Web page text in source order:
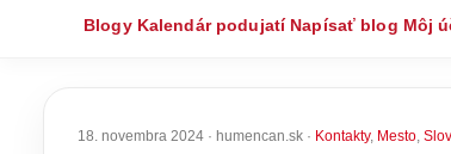
Blogy Kalendár podujatí Napísať blog Môj
18. novembra 2024 · humencan.sk · Kontakty, Mesto,